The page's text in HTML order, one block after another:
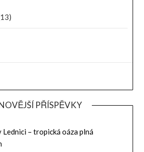
PŘÍSPĚVKY
Lednici – tropická oáza plná